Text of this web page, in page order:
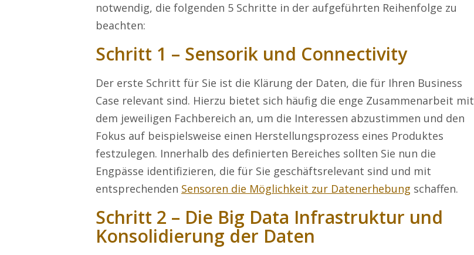
notwendig, die folgenden 5 Schritte in der aufgeführten Reihenfolge zu
beachten:
Schritt 1 – Sensorik und Connectivity
Der erste Schritt für Sie ist die Klärung der Daten, die für Ihren Business
Case relevant sind. Hierzu bietet sich häufig die enge Zusammenarbeit mit
dem jeweiligen Fachbereich an, um die Interessen abzustimmen und den
Fokus auf beispielsweise einen Herstellungsprozess eines Produktes
festzulegen. Innerhalb des definierten Bereiches sollten Sie nun die
Engpässe identifizieren, die für Sie geschäftsrelevant sind und mit
entsprechenden Sensoren die Möglichkeit zur Datenerhebung schaffen.
Schritt 2 – Die Big Data Infrastruktur und
Konsolidierung der Daten